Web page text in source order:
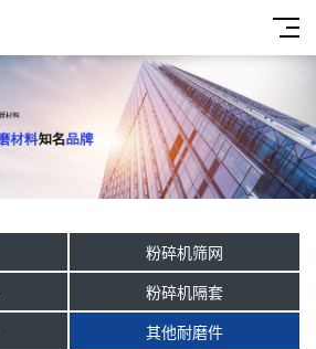
粉碎机筛网
粉碎机隔套
其他耐磨件